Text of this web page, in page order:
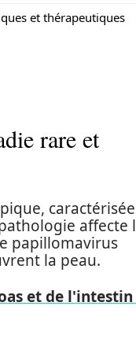
et thérapeutiques
rare et
affecte
papillomavirus
la peau.
et de